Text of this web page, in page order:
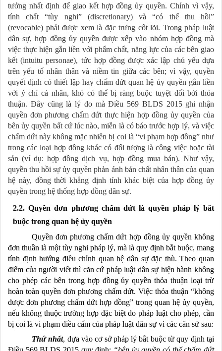
tưởng nhất định để giao kết hợp đồng ủy quyền. Chính vì vậy,
tính chất “tùy nghi” (discretionary) và “có thể thu hồi”
(revocable) phải được xem là đặc trưng cốt lõi. Trong pháp luật
dân sự, hợp đồng ủy quyền được xếp vào nhóm hợp đồng mà
việc thực hiện gắn liền với phẩm chất, năng lực của các bên giao
kết (intuitu personae), tức hợp đồng được xác lập chủ yếu dựa
trên yếu tố nhân thân và niềm tin giữa các bên; vì vậy, quyền
quyết định có thiết lập hay chấm dứt quan hệ ủy quyền gắn liền
với ý chí cá nhân, khó có thể bị ràng buộc tuyệt đối bởi thỏa
thuận. Đây cũng là lý do mà Điều 569 BLDS 2015 ghi nhận
quyền đơn phương chấm dứt thực hiện hợp đồng ủy quyền của
bên ủy quyền bất cứ lúc nào, miễn là có báo trước hợp lý, và việc
chấm dứt này không mặc nhiên bị coi là “vi phạm hợp đồng” như
trong các loại hợp đồng khác có đối tượng là công việc hoặc tài
sản (ví dụ: hợp đồng dịch vụ, hợp đồng mua bán). Như vậy,
quyền thu hồi sự ủy quyền phản ánh bản chất nhân thân của quan
hệ này, đồng thời khẳng định tính khác biệt của hợp đồng ủy
quyền trong hệ thống hợp đồng dân sự.
2.2. Quyền đơn phương chấm dứt là quyền pháp lý bắt
buộc trong quan hệ ủy quyền
Quyền đơn phương chấm dứt hợp đồng ủy quyền không
đơn thuần là một tùy nghi pháp lý, mà là quy định bắt buộc, mang
tính định hướng điều chỉnh quan hệ dân sự đặc thù. Theo quan
điểm của người viết thì căn cứ pháp luật dân sự hiện hành không
cho phép các bên trong hợp đồng ủy quyền thỏa thuận loại trừ
hoàn toàn quyền đơn phương chấm dứt. Việc thỏa thuận “không
được đơn phương chấm dứt hợp đồng” trong quan hệ ủy quyền,
nếu không thuộc trường hợp đặc biệt do pháp luật cho phép, cần
bị coi là vi phạm điều cấm của pháp luật dân sự vì các căn sứ sau:
Thứ nhất, dựa vào cơ sở pháp lý bắt buộc từ quy định tại